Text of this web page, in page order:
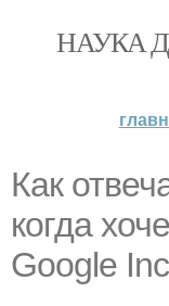
НАУКА
Как
когда
Google